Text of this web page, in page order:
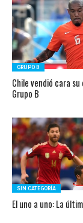
GRUPO B
Chile vendió cara
Grupo B
SIN CATEGORÍA
El uno a uno: La